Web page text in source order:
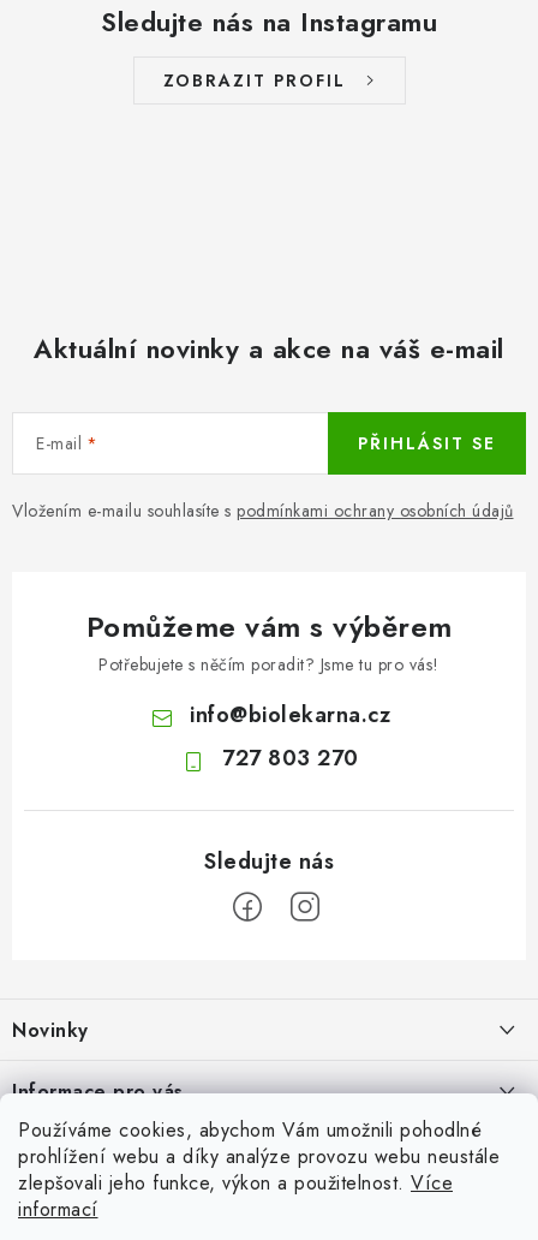
Používáme cookies, abychom Vám umožnili pohodlné
prohlížení webu a díky analýze provozu webu neustále
zlepšovali jeho funkce, výkon a použitelnost. Více
informací
Sledujte nás na Instagramu
ZOBRAZIT PROFIL
Aktuální novinky a akce na váš e-mail
E-mail
Vložením e-mailu souhlasíte s podmínkami ochrany osobních údajů
PŘIHLÁSIT SE
Pomůžeme vám s výběrem
Potřebujete s něčím poradit? Jsme tu pro vás!
info@biolekarna.cz
727 803 270
p
a
t
Novinky
Jak na klidné trávení na cestách
Fava boby: výživná luštěnina plná rostlinných bílkovin, vlákniny a
minerálů
3.8.2026
Informace pro vás
Odborný garant MUDr. Monika Klaudysová
Jak nakupovat
Přijímáme online platby
Oblíbené